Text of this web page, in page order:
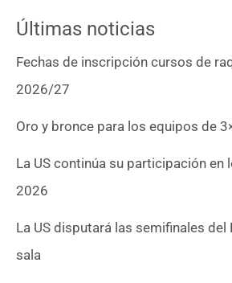
Últimas noticias
Fechas de inscripción cursos de
2026/27
Oro y bronce para los equipos de
La US continúa su participación en
2026
La US disputará las semifinales del
sala